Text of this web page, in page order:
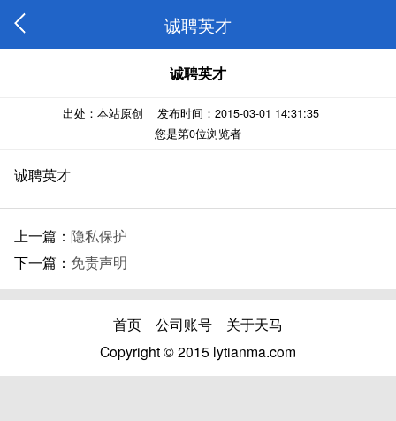
诚聘英才
诚聘英才
出处：本站原创 发布时间：2015-03-01 14:31:35
您是第0位浏览者
诚聘英才
上一篇： 隐私保护
下一篇： 免责声明
首页 公司账号
关于天马
Copyright © 2015 lytianma.com